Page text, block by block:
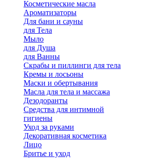
Косметические масла
Ароматизаторы
Для бани и сауны
для Тела
Мыло
для Душа
для Ванны
Скрабы и пиллинги для тела
Кремы и лосьоны
Маски и обертывания
Масла для тела и массажа
Дезодоранты
Средства для интимной
гигиены
Уход за руками
Декоративная косметика
Лицо
Бритье и уход